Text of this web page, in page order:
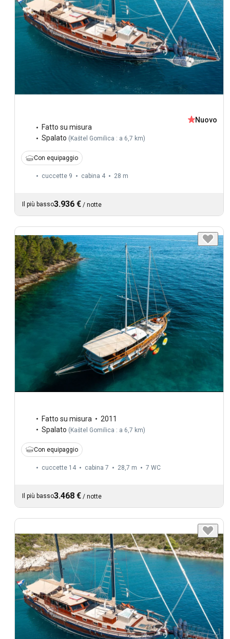
Fatto su misura
Spalato ( Kaštel Gomilica : a 6,7 km)
Nuovo
Con equipaggio
cuccette 9 cabina 4 28 m
Il più basso3.936 € / notte
Fatto su misura
2011
Spalato (Kaštel Gomilica : a 6,7 km)
Con equipaggio
cuccette 14 cabina 7 28,7 m 7 WC
Il più basso3.468 € / notte